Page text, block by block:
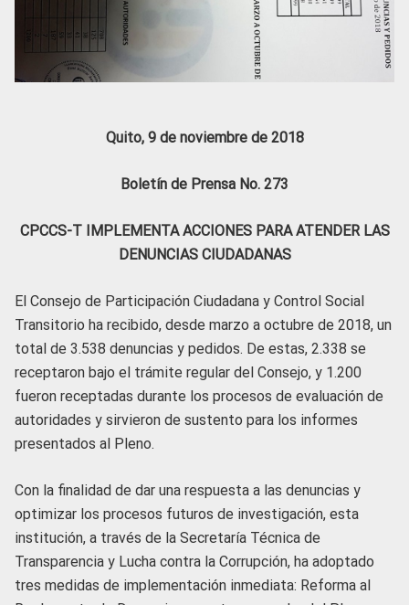
Quito, 9 de noviembre de 2018
Boletín de Prensa No. 273
CPCCS-T IMPLEMENTA ACCIONES PARA ATENDER LAS
DENUNCIAS CIUDADANAS
El Consejo de Participación Ciudadana y Control Social
Transitorio ha recibido, desde marzo a octubre de 2018, un
total de 3.538 denuncias y pedidos. De estas, 2.338 se
receptaron bajo el trámite regular del Consejo, y 1.200
fueron receptadas durante los procesos de evaluación de
autoridades y sirvieron de sustento para los informes
presentados al Pleno.
Con la finalidad de dar una respuesta a las denuncias y
optimizar los procesos futuros de investigación, esta
institución, a través de la Secretaría Técnica de
Transparencia y Lucha contra la Corrupción, ha adoptado
tres medidas de implementación inmediata: Reforma al